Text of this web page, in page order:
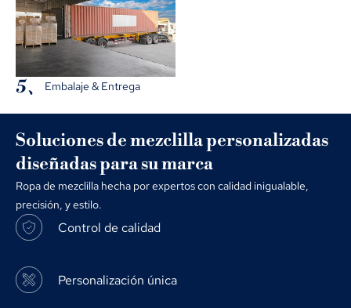
5、 Embalaje & Entrega
Soluciones de mezclilla personalizadas
diseñadas para su marca
Ropa de mezclilla hecha por expertos con calidad inigualable,
precisión, y estilo.
Control de calidad
Personalización única